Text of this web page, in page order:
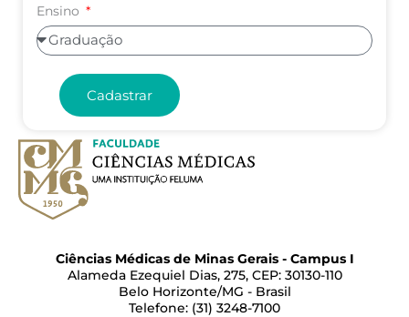
Ensino
Cadastrar
Ciências Médicas de Minas Gerais - Campus I
Alameda Ezequiel Dias, 275, CEP: 30130-110
Belo Horizonte/MG - Brasil
Telefone: (31) 3248-7100